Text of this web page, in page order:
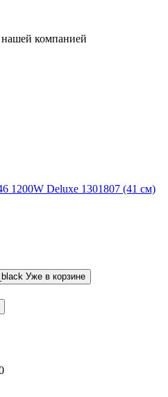
компанией
1200W Deluxe 1301807 (41 см)
Уже в корзине